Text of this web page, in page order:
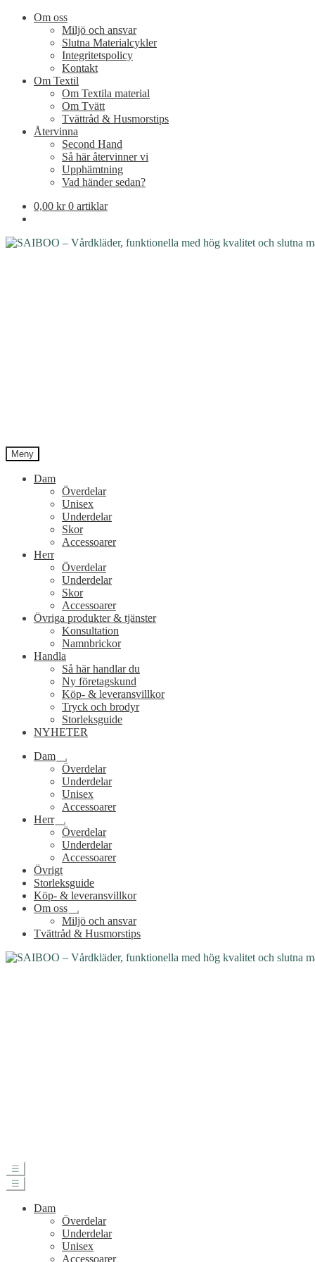
Om oss
Miljö och ansvar
Slutna Materialcykler
Integritetspolicy
Kontakt
Om Textil
Om Textila material
Om Tvätt
Tvättråd & Husmorstips
Återvinna
Second Hand
Så här återvinner vi
Upphämtning
Vad händer sedan?
0,00 kr 0 artiklar
Meny
Dam
Överdelar
Unisex
Underdelar
Skor
Accessoarer
Herr
Överdelar
Underdelar
Skor
Accessoarer
Övriga produkter & tjänster
Konsultation
Namnbrickor
Handla
Så här handlar du
Ny företagskund
Köp- & leveransvillkor
Tryck och brodyr
Storleksguide
NYHETER
Dam
Expandera
undermeny
Överdelar
Underdelar
Unisex
Accessoarer
Herr
Expandera
undermeny
Överdelar
Underdelar
Accessoarer
Övrigt
Storleksguide
Köp- & leveransvillkor
Om oss
Expandera
undermeny
Miljö och ansvar
Tvättråd & Husmorstips
☰
☰
Dam
Överdelar
Underdelar
Unisex
Accessoarer